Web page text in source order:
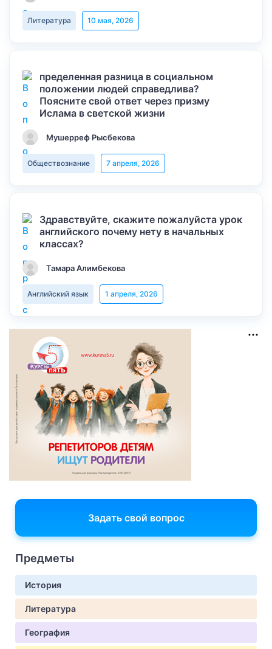
Литература 10 мая, 2026
пределенная разница в социальном
положении людей справедлива?
Поясните свой ответ через призму
Ислама в светской жизни
Мушерреф Рысбекова
Обществознание 7 апреля, 2026
Здравствуйте, скажите пожалуйста урок
английского почему нету в начальных
классах?
Тамара Алимбекова
Английский язык 1 апреля, 2026
Задать свой вопрос
Предметы
История
Литература
География